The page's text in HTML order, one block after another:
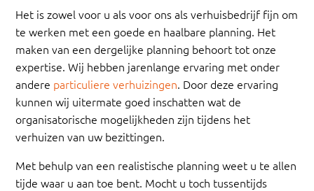
Het is zowel voor u als voor ons als verhuisbedrijf fijn om
te werken met een goede en haalbare planning. Het
maken van een dergelijke planning behoort tot onze
expertise. Wij hebben jarenlange ervaring met onder
andere particuliere verhuizingen. Door deze ervaring
kunnen wij uitermate goed inschatten wat de
organisatorische mogelijkheden zijn tijdens het
verhuizen van uw bezittingen.
Met behulp van een realistische planning weet u te allen
tijde waar u aan toe bent. Mocht u toch tussentijds